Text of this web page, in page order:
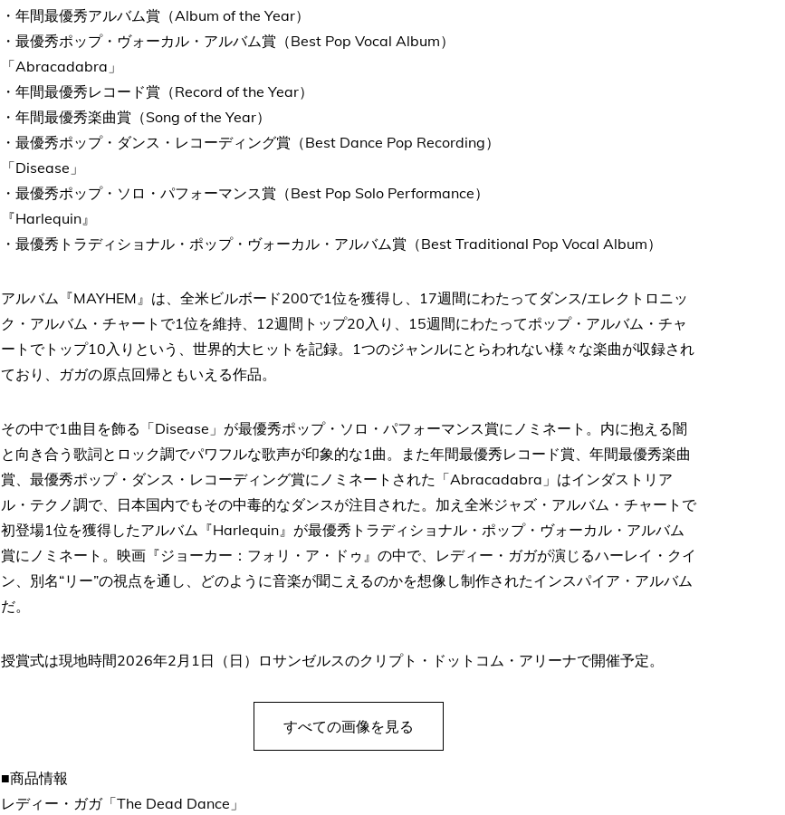
・年間最優秀アルバム賞（Album of the Year）
・最優秀ポップ・ヴォーカル・アルバム賞（Best Pop Vocal Album）
「Abracadabra」
・年間最優秀レコード賞（Record of the Year）
・年間最優秀楽曲賞（Song of the Year）
・最優秀ポップ・ダンス・レコーディング賞（Best Dance Pop Recording）
「Disease」
・最優秀ポップ・ソロ・パフォーマンス賞（Best Pop Solo Performance）
『Harlequin』
・最優秀トラディショナル・ポップ・ヴォーカル・アルバム賞（Best Traditional Pop Vocal Album）
アルバム『MAYHEM』は、全米ビルボード200で1位を獲得し、17週間にわたってダンス/エレクトロニッ
ク・アルバム・チャートで1位を維持、12週間トップ20入り、15週間にわたってポップ・アルバム・チャ
ートでトップ10入りという、世界的大ヒットを記録。1つのジャンルにとらわれない様々な楽曲が収録され
ており、ガガの原点回帰ともいえる作品。
その中で1曲目を飾る「Disease」が最優秀ポップ・ソロ・パフォーマンス賞にノミネート。内に抱える闇
と向き合う歌詞とロック調でパワフルな歌声が印象的な1曲。また年間最優秀レコード賞、年間最優秀楽曲
賞、最優秀ポップ・ダンス・レコーディング賞にノミネートされた「Abracadabra」はインダストリア
ル・テクノ調で、日本国内でもその中毒的なダンスが注目された。加え全米ジャズ・アルバム・チャートで
初登場1位を獲得したアルバム『Harlequin』が最優秀トラディショナル・ポップ・ヴォーカル・アルバム
賞にノミネート。映画『ジョーカー：フォリ・ア・ドゥ』の中で、レディー・ガガが演じるハーレイ・クイ
ン、別名“リー”の視点を通し、どのように音楽が聞こえるのかを想像し制作されたインスパイア・アルバム
だ。
授賞式は現地時間2026年2月1日（日）ロサンゼルスのクリプト・ドットコム・アリーナで開催予定。
すべての画像を見る
■商品情報
レディー・ガガ「The Dead Dance」